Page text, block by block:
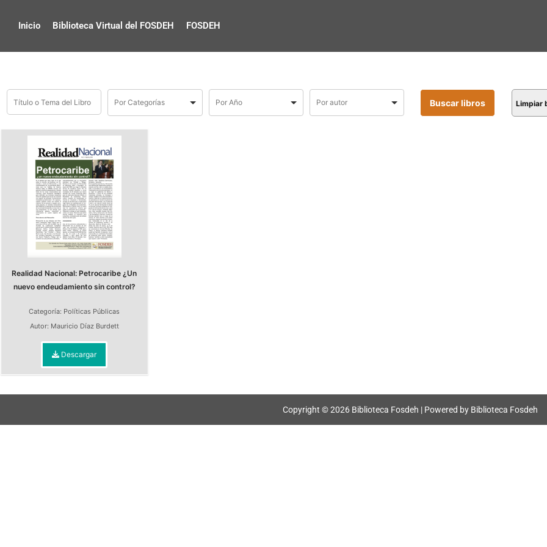
Inicio Biblioteca Virtual del FOSDEH FOSDEH
Limpiar
Realidad Nacional: Petrocaribe ¿Un
nuevo endeudamiento sin control?
Categoría: Políticas Públicas
Autor: Mauricio Díaz Burdett
Descargar
Copyright © 2026 Biblioteca Fosdeh | Powered by Biblioteca Fosdeh